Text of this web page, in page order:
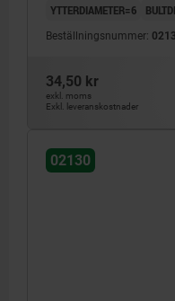
YTTERDIAMETER=6
Beställningsnummer:
34,50 kr
exkl. moms
Exkl. leveranskostnader
02130